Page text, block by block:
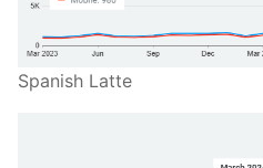
Spanish Latte